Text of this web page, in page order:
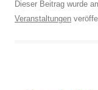
Dieser Beitrag wurde
Veranstaltungen